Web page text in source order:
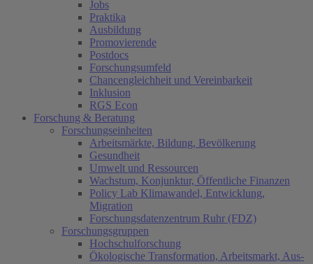
Jobs
Praktika
Ausbildung
Promovierende
Postdocs
Forschungsumfeld
Chancengleichheit und Vereinbarkeit
Inklusion
RGS Econ
Forschung & Beratung
Forschungseinheiten
Arbeitsmärkte, Bildung, Bevölkerung
Gesundheit
Umwelt und Ressourcen
Wachstum, Konjunktur, Öffentliche Finanzen
Policy Lab Klimawandel, Entwicklung,
Migration
Forschungsdatenzentrum Ruhr (FDZ)
Forschungsgruppen
Hochschulforschung
Ökologische Transformation, Arbeitsmarkt, Aus-